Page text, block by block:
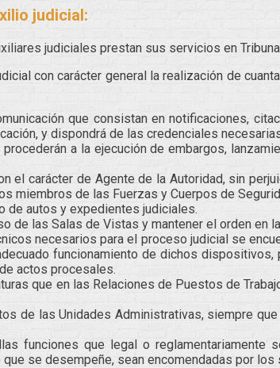
judicial:
judiciales prestan sus servicios en
con carácter general la realización de
que consistan en notificaciones,
y dispondrá de las credenciales
a la ejecución de embargos,
el carácter de Agente de la Autoridad, sin
miembros de las Fuerzas y Cuerpos de
de autos y expedientes judiciales.
de las Salas de Vistas y mantener el orden en
necesarios para el proceso judicial se
funcionamiento de dichos
actos procesales.
que en las Relaciones de Puestos de
de las Unidades Administrativas, siempre
funciones que legal o
se desempeñe, sean encomendadas por